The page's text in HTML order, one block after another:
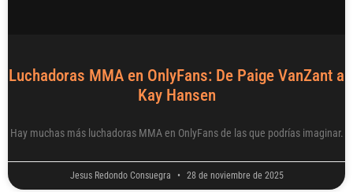
Luchadoras MMA en OnlyFans: De Paige VanZant a
Kay Hansen
Hay muchas más luchadoras MMA en OnlyFans de las que podrías imaginar.
Jesus Redondo Consuegra 28 de noviembre de 2025